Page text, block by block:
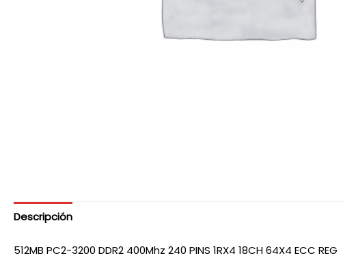
Descripción
512MB PC2-3200 DDR2 400Mhz 240 PINS 1RX4 18CH 64X4 ECC REG